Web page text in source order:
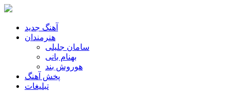
آهنگ جدید
هنرمندان
سامان جلیلی
بهنام بانی
هوروش بند
پخش آهنگ
تبلیغات